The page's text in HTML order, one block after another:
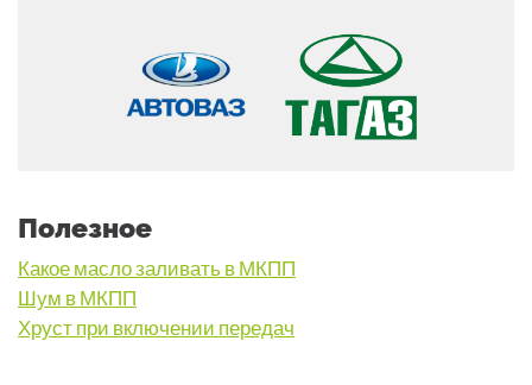
Полезное
Какое масло заливать в МКПП
Шум в МКПП
Хруст при включении передач